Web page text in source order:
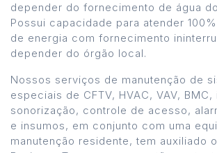
depender do fornecimento de água
Possui capacidade para atender
de energia com fornecimento
depender do órgão local.
Nossos serviços de manutenção de
especiais de CFTV, HVAC, VAV,
sonorização, controle de acesso,
e insumos, em conjunto com uma
manutenção residente, tem auxiliado